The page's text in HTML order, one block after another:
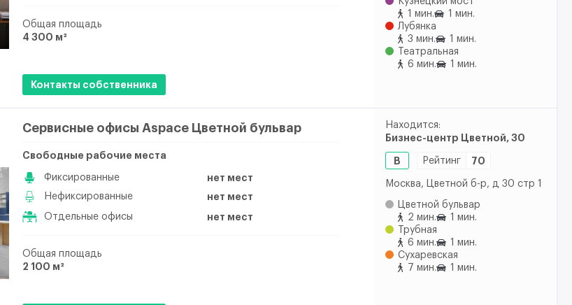
Общая площадь
4 300 м²
Контакты собственника
1 мин.
1 мин.
Лубянка
3 мин.
1 мин.
Театральная
6 мин.
1 мин.
Сервисные офисы Aspace Цветной бульвар
Свободные рабочие места
Фиксированные
нет мест
Нефиксированные
нет мест
Отдельные офисы нет мест
Общая площадь
2 100 м²
Находится:
Бизнес-центр Цветной, 30
B Рейтинг 70
Москва, Цветной б-р, д 30 стр 1
Цветной бульвар
2 мин.
1 мин.
Трубная
6 мин.
1 мин.
Сухаревская
7 мин.
1 мин.